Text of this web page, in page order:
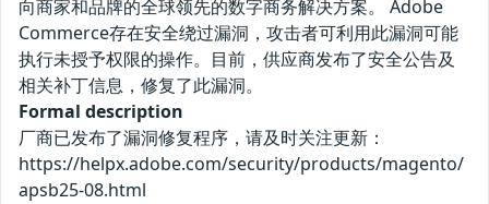
向商家和品牌的全球领先的数字商务解决方案。 Adobe
Commerce存在安全绕过漏洞，攻击者可利用此漏洞可能
执行未授予权限的操作。目前，供应商发布了安全公告及
相关补丁信息，修复了此漏洞。
Formal description
厂商已发布了漏洞修复程序，请及时关注更新：
https://helpx.adobe.com/security/products/magento/
apsb25-08.html